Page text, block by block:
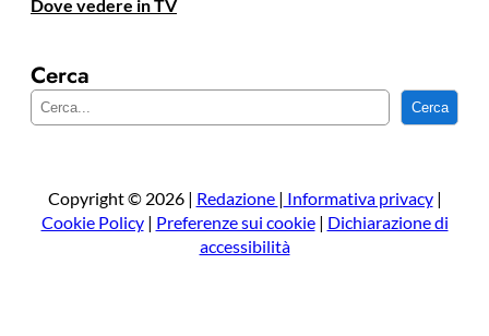
Dove vedere in TV
Cerca
e
a
Cerca
Copyright © 2026 | Redazione | Informativa privacy|
Cookie Policy| Preferenze sui cookie| Dichiarazione di
accessibilità